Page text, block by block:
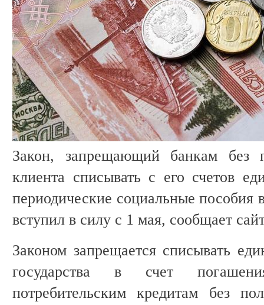
Закон, запрещающий банкам без
клиента списывать с его счетов
периодические социальные пособия
вступил в силу с 1 мая, сообщает
Законом запрещается списывать
государства в счет
потребительским кредитам без